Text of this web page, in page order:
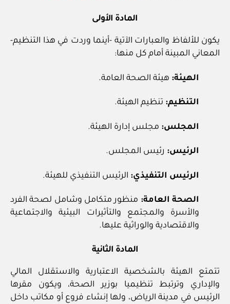
المادة الأولى
يكون للألفاظ والعبارات الآتية -أينما وردت في هذا التنظيم-
المعاني المبينة أمام كل منها:
الهيئة: هيئة الصحة العامة.
التنظيم: تنظيم الهيئة.
المجلس: مجلس إدارة الهيئة.
الرئيس: رئيس المجلس.
الرئيس التنفيذي: الرئيس التنفيذي للهيئة.
الصحة العامة: منظور متكامل وشامل لصحة الفرد
والأسرة والمجتمع والتأثيرات البيئية والاجتماعية
والاقتصادية والوراثية عليها.
المادة الثانية
تتمتع الهيئة بالشخصية الاعتبارية والاستقلال المالي
والإداري وترتبط تنظيميا بوزير الصحة، ويكون مقرها
الرئيس في مدينة الرياض، ولها إنشاء فروع أو مكاتب داخل